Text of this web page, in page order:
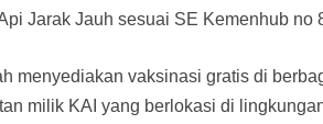
Jarak Jauh sesuai SE Kemenhub no
menyediakan vaksinasi gratis di
milik KAI yang berlokasi di